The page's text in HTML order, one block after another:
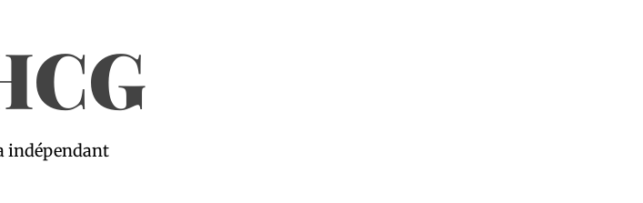
indépendant